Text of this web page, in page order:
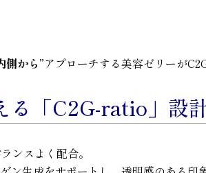
側から”アプローチする美容ゼリーが
る「C2G-ratio」設
ンスよく配合。